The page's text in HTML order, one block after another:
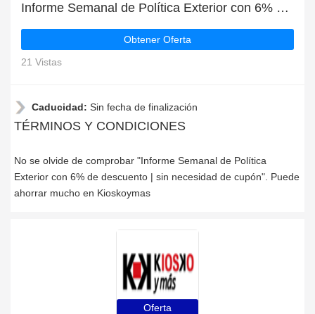
Informe Semanal de Política Exterior con 6% de descuento | sin necesidad de cupón
Obtener Oferta
21 Vistas
Caducidad: Sin fecha de finalización
TÉRMINOS Y CONDICIONES
No se olvide de comprobar "Informe Semanal de Política
Exterior con 6% de descuento | sin necesidad de cupón". Puede
ahorrar mucho en Kioskoymas
Oferta